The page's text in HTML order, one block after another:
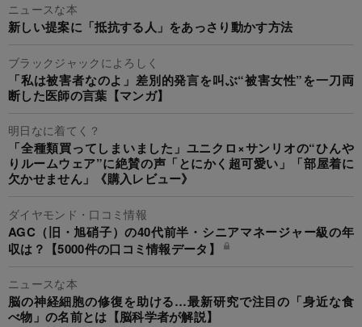
ニュースな本
新しい提案に「抵抗する人」をあっさり動かす方法
ブラックジャックによろしく
「私は被害者なのよ」差別的発言を叫ぶ“被害女性”を一刀両
断した医師の言葉【マンガ】
明日なに着てく？
「全種類買ってしまいました」ユニクロ×サンリオの“ひんや
りルームウェア”に絶賛の声「とにかく超可愛い」「部屋着に
欠かせません」《購入レビュー》
ダイヤモンド・口コミ情報
AGC（旧・旭硝子）の40代前半・シニアマネージャー級の年
収は？【5000件の口コミ情報データ】
ニュースな本
脳の神経細胞の修復を助ける…最新研究で注目の「身近な食
べ物」の名前とは【脳科学者が解説】